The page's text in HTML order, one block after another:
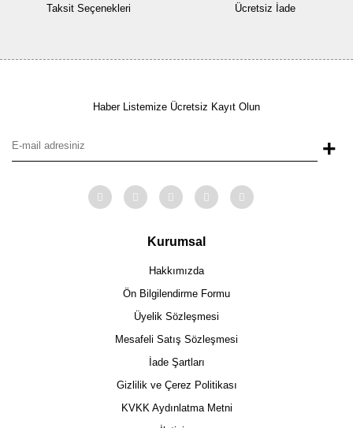
Taksit Seçenekleri Ücretsiz İade
Haber Listemize Ücretsiz Kayıt Olun
+
Kurumsal
Hakkımızda
Ön Bilgilendirme Formu
Üyelik Sözleşmesi
Mesafeli Satış Sözleşmesi
İade Şartları
Gizlilik ve Çerez Politikası
KVKK Aydınlatma Metni